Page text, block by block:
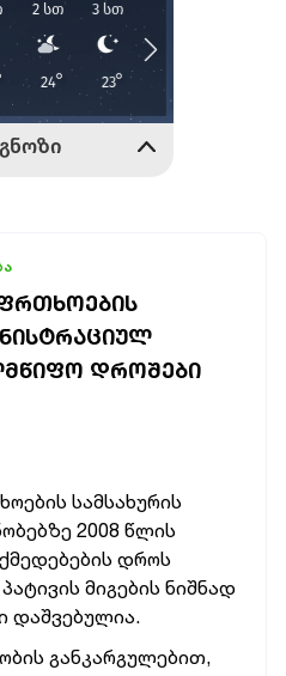
ᲓᲠᲝᲨᲔᲑᲘ
სამსახურის
2008 წლის
დროს
მიგებისნიშნად
დაშვებულია.
განკარგულებით,